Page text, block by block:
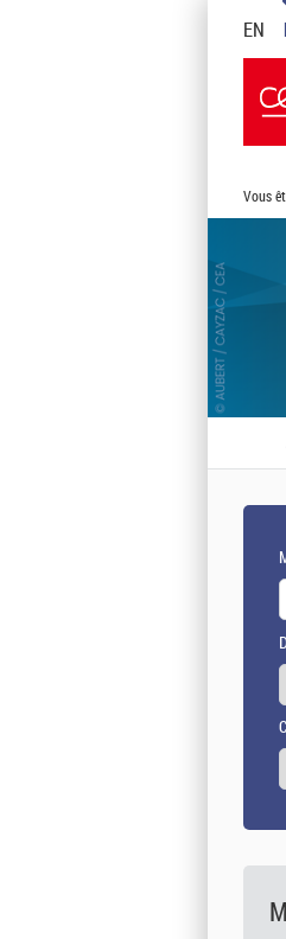
EN
Vous